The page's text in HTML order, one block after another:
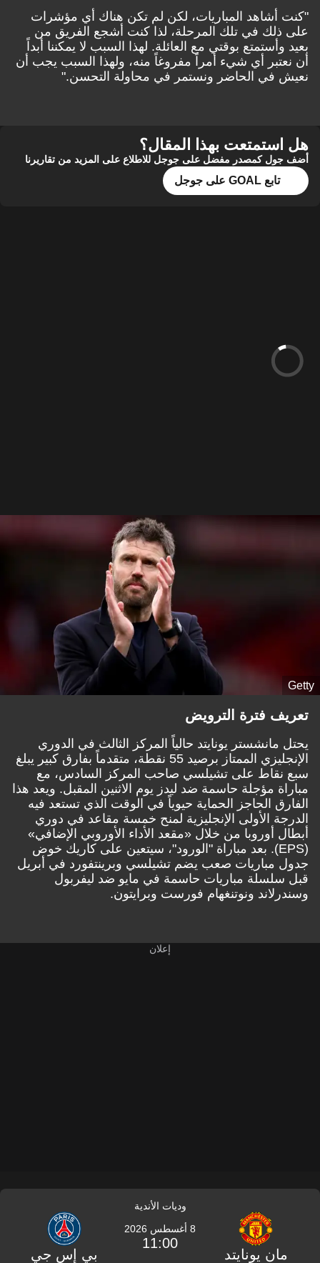
"كنت أشاهد المباريات، لكن لم تكن هناك أي مؤشرات
على ذلك في تلك المرحلة، لذا كنت أشجع الفريق من
بعيد وأستمتع بوقتي مع العائلة. لهذا السبب لا يمكننا أبداً
أن نعتبر أي شيء أمراً مفروغاً منه، ولهذا السبب يجب أن
نعيش في الحاضر ونستمر في محاولة التحسن."
هل استمتعت بهذا المقال؟
أضف جول كمصدر مفضل على جوجل للاطلاع على المزيد من تقاريرنا
تابع GOAL على جوجل
Getty
تعريف فترة الترويض
يحتل مانشستر يونايتد حالياً المركز الثالث في الدوري
الإنجليزي الممتاز برصيد 55 نقطة، متقدماً بفارق كبير يبلغ
سبع نقاط على تشيلسي صاحب المركز السادس، مع
مباراة مؤجلة حاسمة ضد ليدز يوم الاثنين المقبل. ويعد هذا
الفارق الحاجز الحماية حيوياً في الوقت الذي تستعد فيه
الدرجة الأولى الإنجليزية لمنح خمسة مقاعد في دوري
أبطال أوروبا من خلال «مقعد الأداء الأوروبي الإضافي»
(EPS). بعد مباراة "الورود"، سيتعين على كاريك خوض
جدول مباريات صعب يضم تشيلسي وبرينتفورد في أبريل
قبل سلسلة مباريات حاسمة في مايو ضد ليفربول
وسندرلاند ونوتنغهام فورست وبرايتون.
وديات الأندية
مان يونايتد
8 أغسطس 2026
11:00
بي إس جي